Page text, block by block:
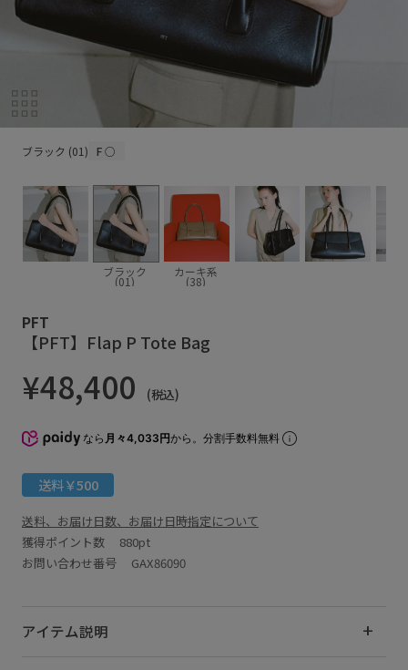
ブラック (01) F○
ブラック
(01)
カーキ系
(38)
PFT
【PFT】Flap P Tote Bag
¥48,400 (税込)
なら 月々4,033円から。分割手数料無料
送料￥500
送料、お届け日数、お届け日時指定について
獲得ポイント数 880pt
お問い合わせ番号 GAX86090
アイテム説明